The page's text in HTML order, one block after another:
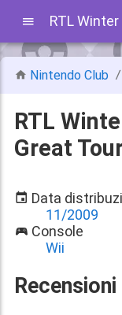
Nintendo Club
RTL
Great
Data
11/2009
Console
Wii
Recensioni